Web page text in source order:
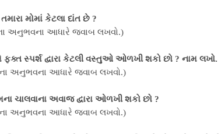
મોમાં કેટલા દાંત છે ?
અનુભવના આધારે જવાબ લખવો.)
સ્પર્શ દ્વારા કેટલી વસ્તુઓ ઓળખી શકો છો ? નામ લખો.
અનુભવના આધારે જવાબ લખવો.)
ચાલવાના અવાજ દ્વારા ઓળખી શકો છો ?
અનુભવના આધારે જવાબ લખવો.)